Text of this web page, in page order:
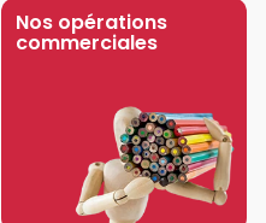
Nos opérations
commerciales